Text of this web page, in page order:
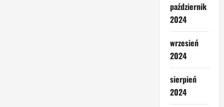
październik
2024
wrzesień
2024
sierpień
2024